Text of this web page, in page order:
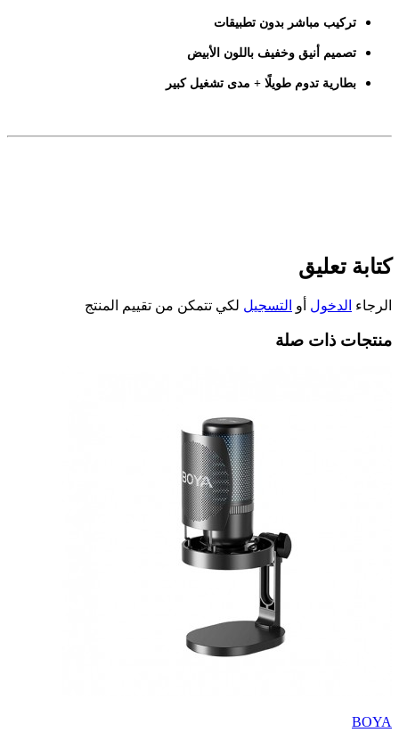
تركيب مباشر بدون تطبيقات
تصميم أنيق وخفيف باللون الأبيض
بطارية تدوم طويلًا + مدى تشغيل كبير
كتابة تعليق
الرجاء الدخول أو التسجيل لكي تتمكن من تقييم المنتج
منتجات ذات صلة
BOYA